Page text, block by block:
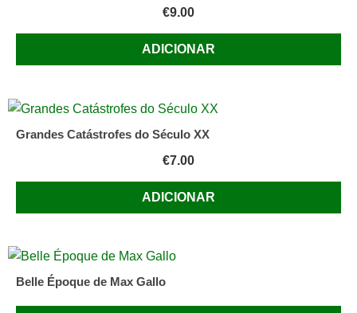
€9.00
ADICIONAR
Grandes Catástrofes do Século XX
€7.00
ADICIONAR
Belle Époque de Max Gallo